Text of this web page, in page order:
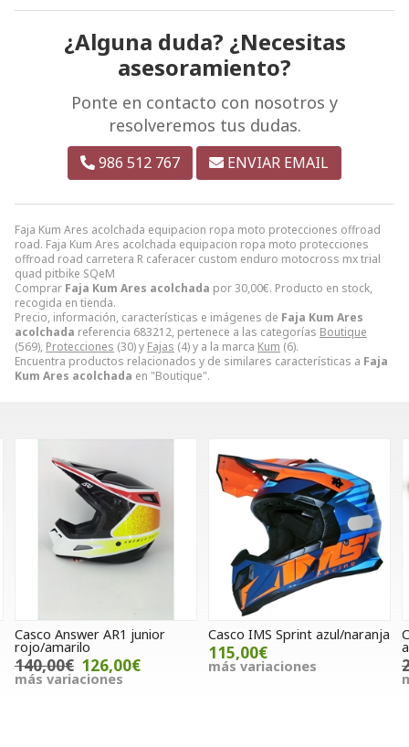
Faja Kum Ares acolchada equipacion ropa moto protecciones offroad
road. Faja Kum Ares acolchada equipacion ropa moto protecciones
offroad road carretera R caferacer custom enduro motocross mx trial
quad pitbike SQeM
Comprar Faja Kum Ares acolchada por30,00€. Producto en stock,
recogida en tienda.
Precio, información, características e imágenes de Faja Kum Ares
acolchada referencia 683212, pertenece a las categorías Boutique
(569), Protecciones (30) y Fajas (4) y a la marca Kum (6).
Encuentra productos relacionados y de similares características a Faja
Kum Ares acolchada en "Boutique".
¿Alguna duda? ¿Necesitas
asesoramiento?
Ponte en contacto con nosotros y
resolveremos tus dudas.
986 512 767 ENVIAR EMAIL
Casco Answer AR1 junior
rojo/amarilo
140,00€ 126,00€
más variaciones
Casco IMS Sprint azul/naranja
115,00€
más variaciones